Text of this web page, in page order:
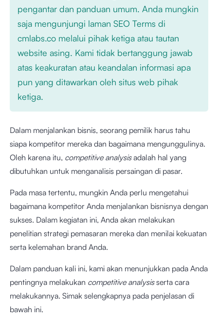
pengantar dan panduan umum. Anda mungkin
saja mengunjungi laman SEO Terms di
cmlabs.co melalui pihak ketiga atau tautan
website asing. Kami tidak bertanggung jawab
atas keakuratan atau keandalan informasi apa
pun yang ditawarkan oleh situs web pihak
ketiga.
Dalam menjalankan bisnis, seorang pemilik harus tahu
siapa kompetitor mereka dan bagaimana mengunggulinya.
Oleh karena itu, competitive analysisadalah hal yang
dibutuhkan untuk menganalisis persaingan di pasar.
Pada masa tertentu, mungkin Anda perlu mengetahui
bagaimana kompetitor Anda menjalankan bisnisnya dengan
sukses. Dalam kegiatan ini, Anda akan melakukan
penelitian strategi pemasaran mereka dan menilai kekuatan
serta kelemahan brand Anda.
Dalam panduan kali ini, kami akan menunjukkan pada Anda
pentingnya melakukan competitive analysisserta cara
melakukannya. Simak selengkapnya pada penjelasan di
bawah ini.